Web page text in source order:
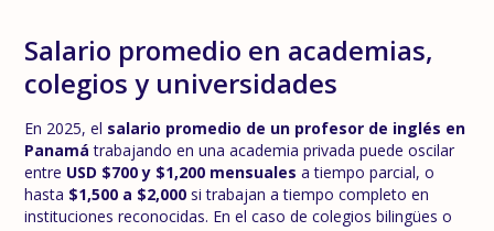
Salario promedio en academias,
colegios y universidades
En 2025, el salario promedio de un profesor de inglés en
Panamá trabajando en una academia privada puede oscilar
entre USD $700 y $1,200 mensuales a tiempo parcial, o
hasta $1,500 a $2,000 si trabajan a tiempo completo en
instituciones reconocidas. En el caso de colegios bilingües o